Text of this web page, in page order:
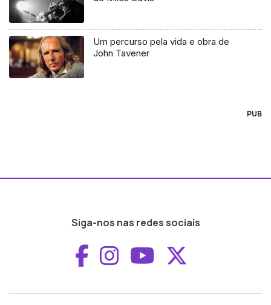
Um percurso pela vida e obra de
John Tavener
PUB
Siga-nos nas redes sociais
Aceder ao
Aceder ao
Aceder ao